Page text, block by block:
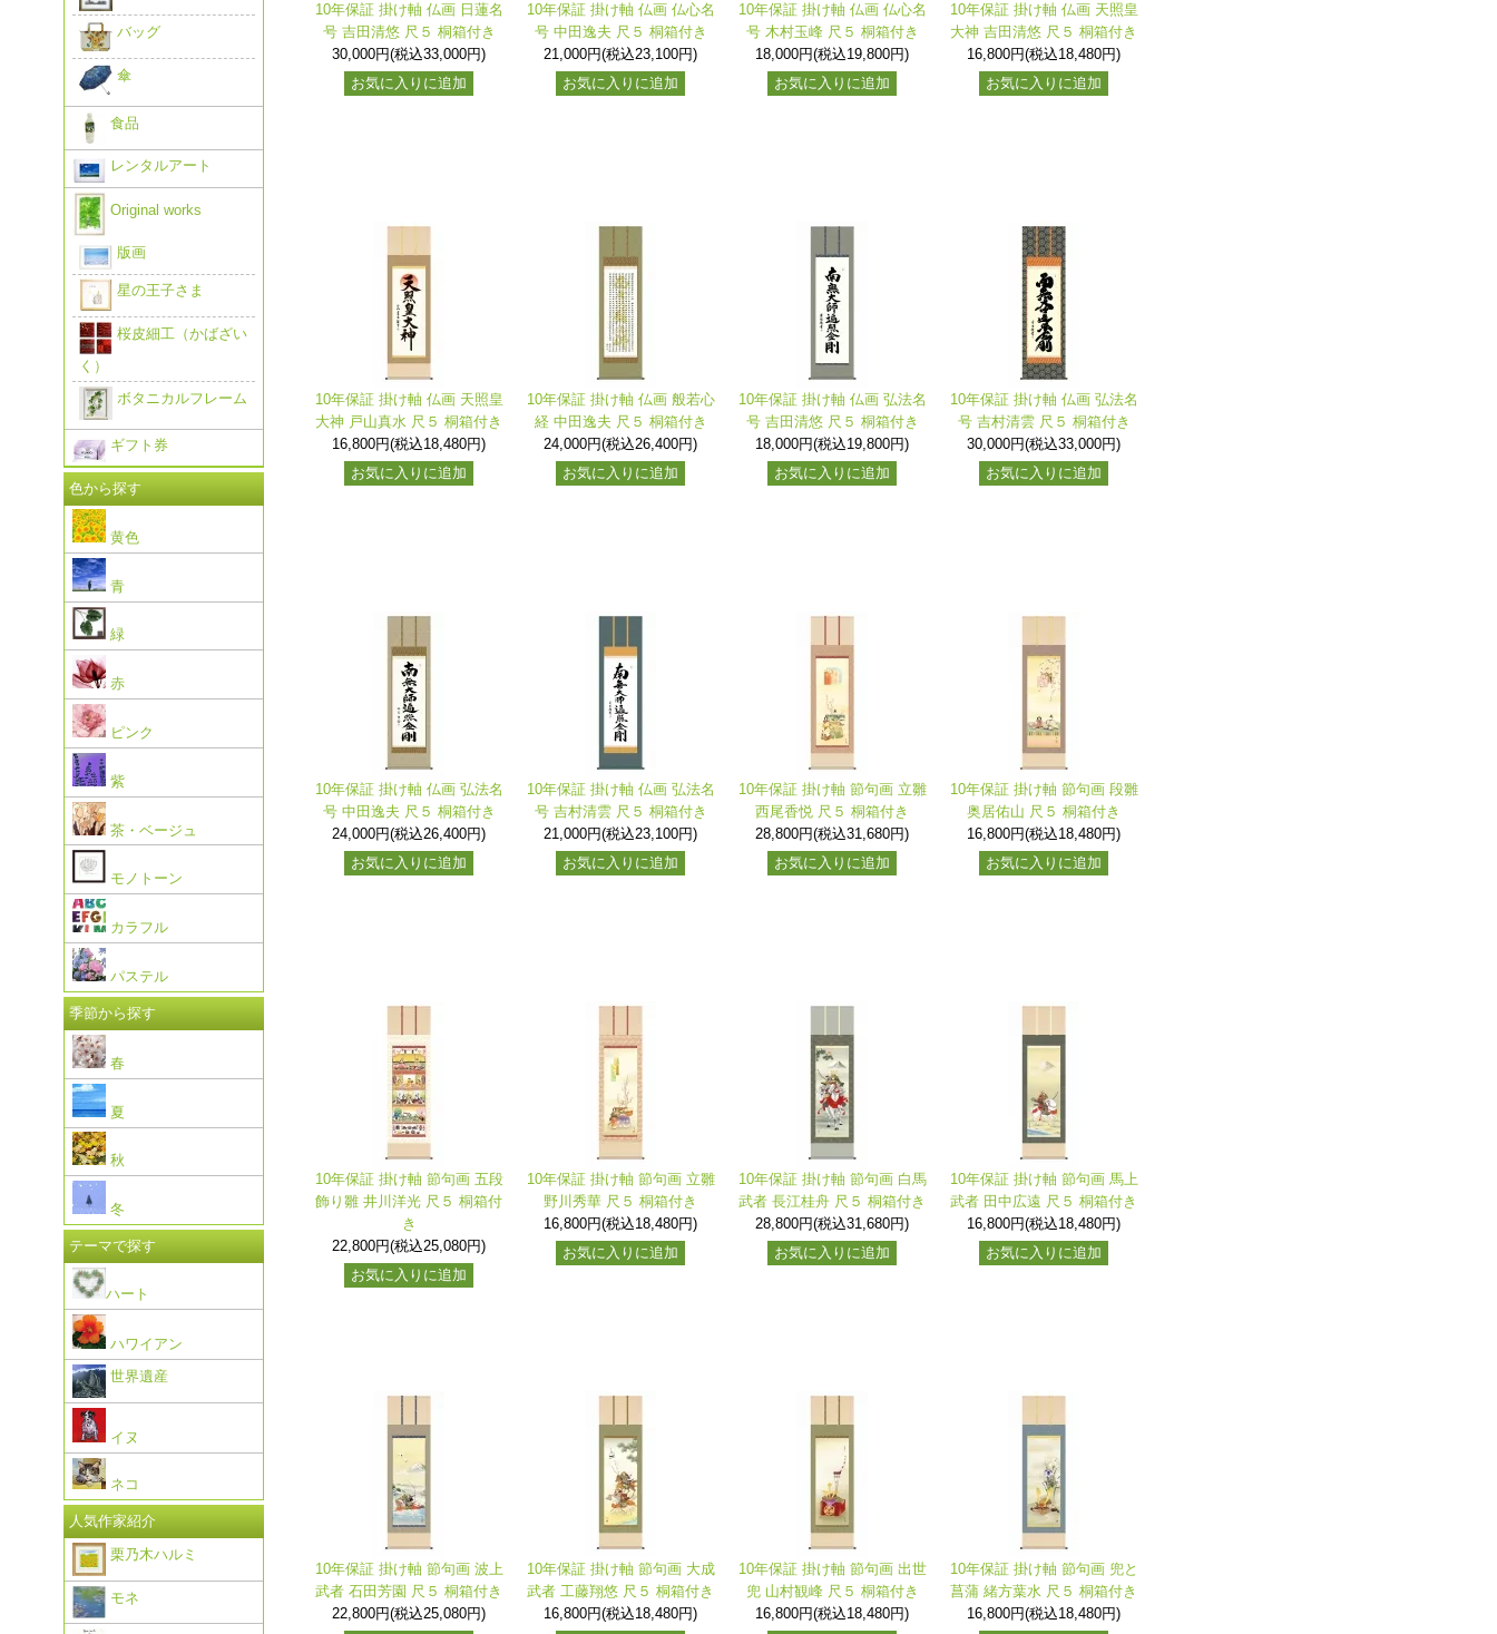
10年保証 掛け軸 仏画 日蓮名
号 吉田清悠 尺５ 桐箱付き
30,000円(税込33,000円)
お気に入りに追加
10年保証 掛け軸 仏画 仏心名
号 中田逸夫 尺５ 桐箱付き
21,000円(税込23,100円)
お気に入りに追加
10年保証 掛け軸 仏画 仏心名
号 木村玉峰 尺５ 桐箱付き
18,000円(税込19,800円)
お気に入りに追加
10年保証 掛け軸 仏画 天照皇
大神 吉田清悠 尺５ 桐箱付き
16,800円(税込18,480円)
お気に入りに追加
10年保証 掛け軸 仏画 天照皇
大神 戸山真水 尺５ 桐箱付き
16,800円(税込18,480円)
お気に入りに追加
10年保証 掛け軸 仏画 般若心
経 中田逸夫 尺５ 桐箱付き
24,000円(税込26,400円)
お気に入りに追加
10年保証 掛け軸 仏画 弘法名
号 吉田清悠 尺５ 桐箱付き
18,000円(税込19,800円)
お気に入りに追加
10年保証 掛け軸 仏画 弘法名
号 吉村清雲 尺５ 桐箱付き
30,000円(税込33,000円)
お気に入りに追加
10年保証 掛け軸 仏画 弘法名
号 中田逸夫 尺５ 桐箱付き
24,000円(税込26,400円)
お気に入りに追加
10年保証 掛け軸 仏画 弘法名
号 吉村清雲 尺５ 桐箱付き
21,000円(税込23,100円)
お気に入りに追加
10年保証 掛け軸 節句画 立雛
西尾香悦 尺５ 桐箱付き
28,800円(税込31,680円)
お気に入りに追加
10年保証 掛け軸 節句画 段雛
奥居佑山 尺５ 桐箱付き
16,800円(税込18,480円)
お気に入りに追加
10年保証 掛け軸 節句画 五段
飾り雛 井川洋光 尺５ 桐箱付
き
22,800円(税込25,080円)
お気に入りに追加
10年保証 掛け軸 節句画 立雛
野川秀華 尺５ 桐箱付き
16,800円(税込18,480円)
お気に入りに追加
10年保証 掛け軸 節句画 白馬
武者 長江桂舟 尺５ 桐箱付き
28,800円(税込31,680円)
お気に入りに追加
10年保証 掛け軸 節句画 馬上
武者 田中広遠 尺５ 桐箱付き
16,800円(税込18,480円)
お気に入りに追加
10年保証 掛け軸 節句画 波上
武者 石田芳園 尺５ 桐箱付き
22,800円(税込25,080円)
10年保証 掛け軸 節句画 大成
武者 工藤翔悠 尺５ 桐箱付き
16,800円(税込18,480円)
10年保証 掛け軸 節句画 出世
兜 山村観峰 尺５ 桐箱付き
16,800円(税込18,480円)
10年保証 掛け軸 節句画 兜と
菖蒲 緒方葉水 尺５ 桐箱付き
16,800円(税込18,480円)
バッグ
傘
食品
レンタルアート
Original works
版画
星の王子さま
桜皮細工（かばざい
く）
ボタニカルフレーム
ギフト券
色から探す
黄色
青
緑
赤
ピンク
紫
茶・ベージュ
モノトーン
カラフル
パステル
季節から探す
春
夏
秋
冬
テーマで探す
ハート
ハワイアン
世界遺産
イヌ
ネコ
人気作家紹介
栗乃木ハルミ
モネ